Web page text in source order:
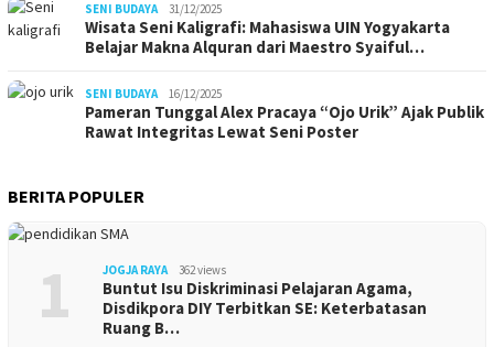
SENI BUDAYA 31/12/2025
Wisata Seni Kaligrafi: Mahasiswa UIN Yogyakarta
Belajar Makna Alquran dari Maestro Syaiful…
SENI BUDAYA 16/12/2025
Pameran Tunggal Alex Pracaya “Ojo Urik” Ajak Publik
Rawat Integritas Lewat Seni Poster
BERITA POPULER
1 JOGJA RAYA 362 views
Buntut Isu Diskriminasi Pelajaran Agama,
Disdikpora DIY Terbitkan SE: Keterbatasan
Ruang B…